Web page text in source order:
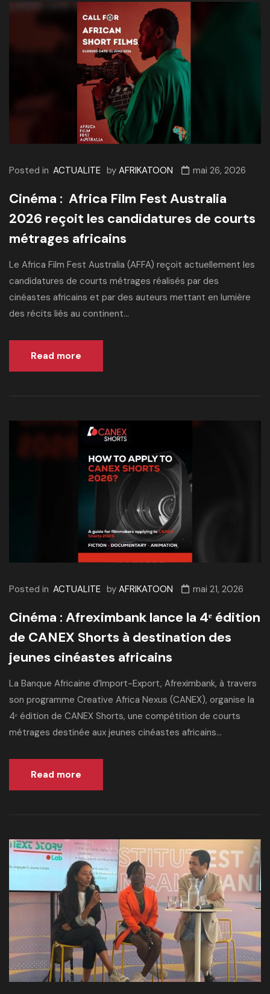
Posted in ACTUALITE by AFRIKATOON mai 26, 2026
Cinéma : Africa Film Fest Australia
2026 reçoit les candidatures de courts
métrages africains
Le Africa Film Fest Australia (AFFA) reçoit actuellement les
candidatures de courts métrages réalisés par des
cinéastes africains et par des auteurs mettant en lumière
des récits liés au continent...
Read more
Posted in ACTUALITE by AFRIKATOON mai 21, 2026
Cinéma : Afreximbank lance la 4ᵉ édition
de CANEX Shorts à destination des
jeunes cinéastes africains
La Banque Africaine d’Import-Export, Afreximbank, à travers
son programme Creative Africa Nexus (CANEX), organise la
4ᵉ édition de CANEX Shorts, une compétition de courts
métrages destinée aux jeunes cinéastes africains...
Read more